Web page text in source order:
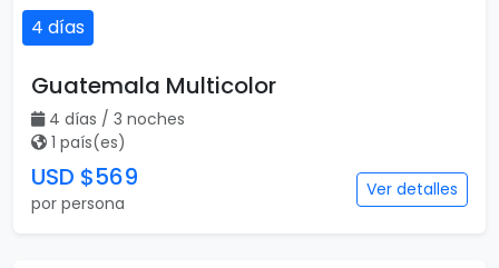
4 días
Guatemala Multicolor
4 días / 3 noches
1 país(es)
USD $569
por persona
Ver detalles